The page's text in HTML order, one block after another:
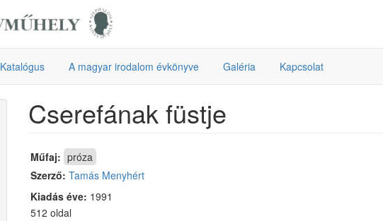
Katalógus A magyar irodalom évkönyve Galéria Kapcsolat
Cserefának füstje
Műfaj: próza
Szerző: Tamás Menyhért
Kiadás éve: 1991
512 oldal